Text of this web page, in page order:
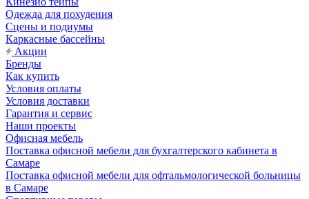
Одежда для похудения
Сцены и подиумы
Каркасные бассейны
Акции
Бренды
Как купить
Условия оплаты
Условия доставки
Гарантия и сервис
Наши проекты
Офисная мебель
Поставка офисной мебели для бухгалтерского кабинета в
Самаре
Поставка офисной мебели для офтальмологической больницы
в Самаре